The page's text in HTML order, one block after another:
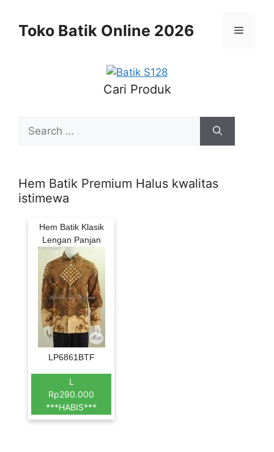
contentToko Batik Online 2026 Menu
Cari Produk
for:
Hem Batik Premium Halus kwalitas
istimewa
Hem Batik Klasik
Lengan Panjan
LP6861BTF
L
Rp290.000
***HABIS***